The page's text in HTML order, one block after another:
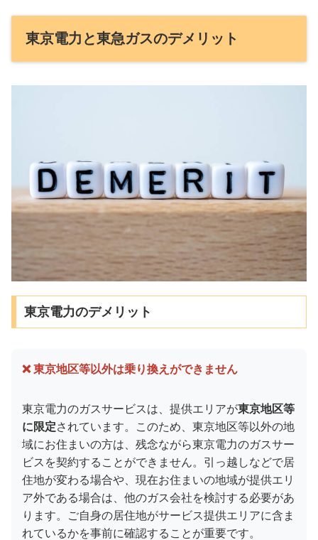
東京電力と東急ガスのデメリット
東京電力のデメリット
❌ 東京地区等以外は乗り換えができません
東京電力のガスサービスは、提供エリアが東京地区等
に限定されています。このため、東京地区等以外の地
域にお住まいの方は、残念ながら東京電力のガスサー
ビスを契約することができません。引っ越しなどで居
住地が変わる場合や、現在お住まいの地域が提供エリ
ア外である場合は、他のガス会社を検討する必要があ
ります。ご自身の居住地がサービス提供エリアに含ま
れているかを事前に確認することが重要です。